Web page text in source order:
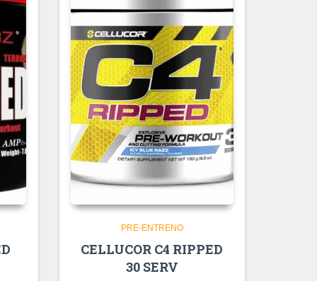
PRE-ENTRENO
CELLUCOR C4 RIPPED
30 SERV